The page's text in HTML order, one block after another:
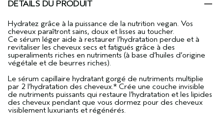
DÉTAILS DU PRODUIT
Hydratez grâce à la puissance de la nutrition vegan. Vos
cheveux paraîtront sains, doux et lisses au toucher.
Ce sérum léger aide à restaurer l’hydratation perdue et à
revitaliser les cheveux secs et fatigués grâce à des
superaliments riches en nutriments (à base d’huiles d’origine
végétale et de beurres riches).
Le sérum capillaire hydratant gorgé de nutriments multiplie
par 2 l’hydratation des cheveux.* Crée une couche invisible
de nutriments puissants qui restaure l’hydratation et les lipides
des cheveux pendant que vous dormez pour des cheveux
visiblement luxuriants et régénérés.